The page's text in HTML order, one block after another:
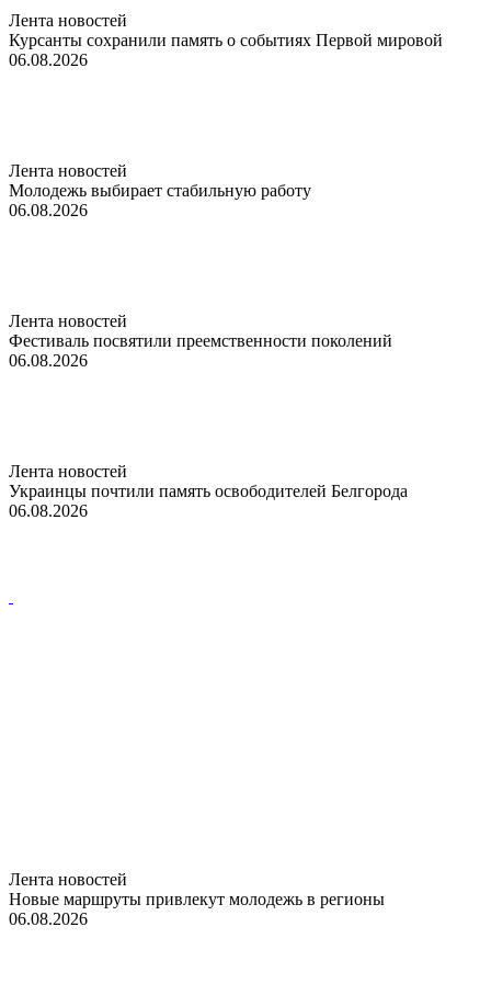
Лента новостей
Курсанты сохранили память о событиях Первой мировой
06.08.2026
Лента новостей
Молодежь выбирает стабильную работу
06.08.2026
Лента новостей
Фестиваль посвятили преемственности поколений
06.08.2026
Лента новостей
Украинцы почтили память освободителей Белгорода
06.08.2026
Лента новостей
Новые маршруты привлекут молодежь в регионы
06.08.2026